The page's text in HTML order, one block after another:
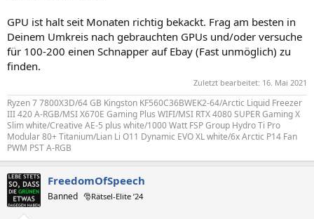
GPU ist halt seit Monaten richtig bekackt. Frag am besten in
Deinem Umkreis nach gebrauchten GPUs und/oder versuche
für 100-200 einen Schnapper auf Ebay (Fast unmöglich) zu
finden.
Zuletzt bearbeitet: 16. Mai 2021
Ryzen 7 7800X3D/64 GB Kingston KF560C36BWEK2-64/Arctic Liquid Freezer
III 420 A-RGB/MSI X670E Gaming Plus WIFI/MSI RTX 4080 SUPER Gaming X
Slim white/Creative AE-5 plus white/1000 Watt FSP Group Hydro Ti Pro
Modular 80+ Titanium/Lian Li O11 Dynamic EVO XL white/6x Arctic P14 Fan
PWM PST A-RGB
FreedomOfSpeech
Banned 🎅Rätsel-Elite ’24